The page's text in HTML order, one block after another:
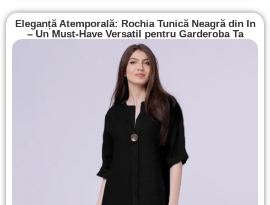
Eleganță Atemporală: Rochia Tunică Neagră din In
– Un Must-Have Versatil pentru Garderoba Ta